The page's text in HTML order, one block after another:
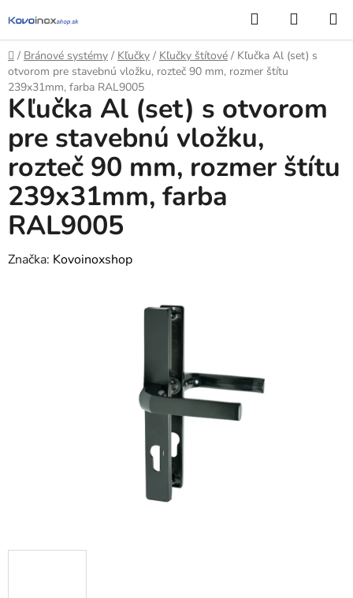
na
obsah
Hľadať
KOŠÍK
Domov
/ Bránové systémy / Kľučky / Kľučky štítové / Kľučka Al (set) s
otvorom pre stavebnú vložku, rozteč 90 mm, rozmer štítu
239x31mm, farba RAL9005
Kľučka Al (set) s otvorom
pre stavebnú vložku,
rozteč 90 mm, rozmer štítu
239x31mm, farba
RAL9005
Značka: Kovoinoxshop